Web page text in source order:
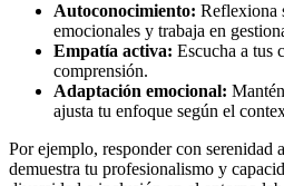
Autoconocimiento: Reflexiona
emocionales y trabaja en
Empatía activa: Escucha a tus
comprensión.
Adaptación emocional:
ajusta tu enfoque según el
Por ejemplo, responder con serenidad
demuestra tu profesionalismo y